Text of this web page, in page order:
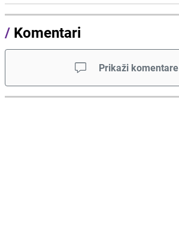
/ Komentari
Prikaži komentare